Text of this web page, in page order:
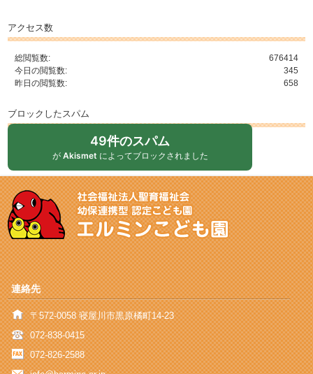
アクセス数
676414
総閲覧数:
345
今日の閲覧数:
658
昨日の閲覧数:
ブロックしたスパム
49件のスパム
が Akismet によってブロックされました
連絡先
〒572-0058 寝屋川市黒原橘町14-23
072-838-0415
072-826-2588